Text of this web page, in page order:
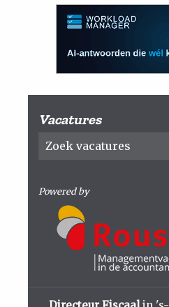
Vacatures
Powered by